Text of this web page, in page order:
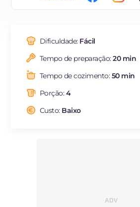
ES
FR
NL
Dificuldade: Fácil
Tempo de preparação:20 min
Tempo de cozimento:50 min
Porção:4
Custo: Baixo